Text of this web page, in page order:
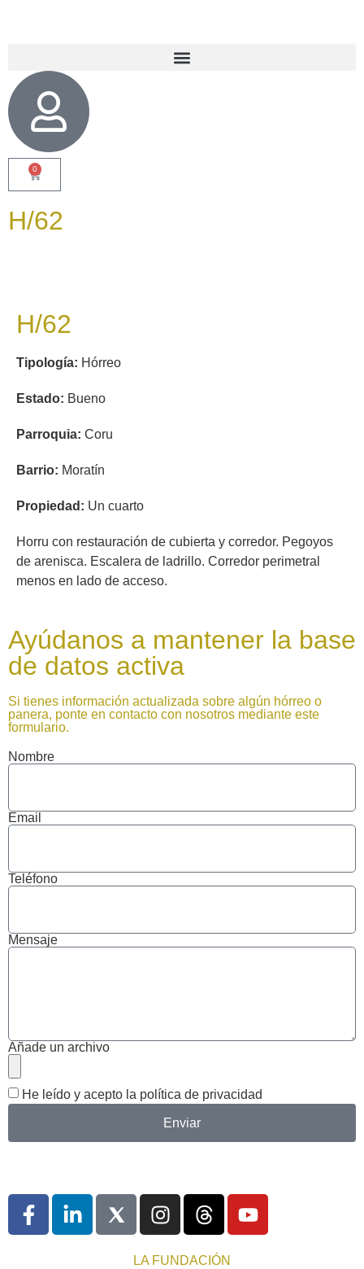
0
H/62
H/62
Tipología: Hórreo
Estado: Bueno
Parroquia: Coru
Barrio: Moratín
Propiedad: Un cuarto
Horru con restauración de cubierta y corredor. Pegoyos
de arenisca. Escalera de ladrillo. Corredor perimetral
menos en lado de acceso.
Ayúdanos a mantener la base
de datos activa
Si tienes información actualizada sobre algún hórreo o
panera, ponte en contacto con nosotros mediante este
formulario.
Nombre
Email
Teléfono
Mensaje
Añade un archivo
He leído y acepto la política de privacidad
Enviar
LA FUNDACIÓN